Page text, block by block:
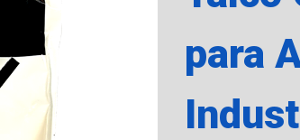
para